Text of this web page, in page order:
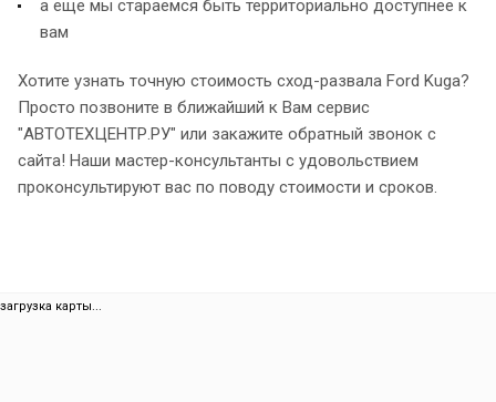
а еще мы стараемся быть территориально доступнее к
вам
Хотите узнать точную стоимость сход-развала Ford Kuga?
Просто позвоните в ближайший к Вам сервис
"АВТОТЕХЦЕНТР.РУ" или закажите обратный звонок с
сайта! Наши мастер-консультанты с удовольствием
проконсультируют вас по поводу стоимости и сроков.
загрузка карты...